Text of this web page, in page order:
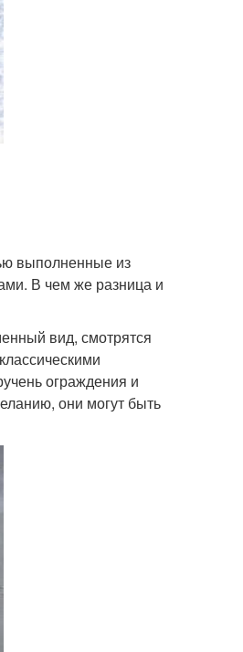
выполненные из
В чем же разница и
вид, смотрятся
ограждения и
они могут быть